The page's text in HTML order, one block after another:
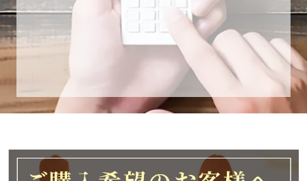
平素は格別のご愛顧を賜り、誠にありがとうご
下記期間を年末年始休業とさせて頂きます。
2025年12月25日(木)～2026年1月8日(木)
2026年1月9日(金)以降、順次対応させて頂きま
す。